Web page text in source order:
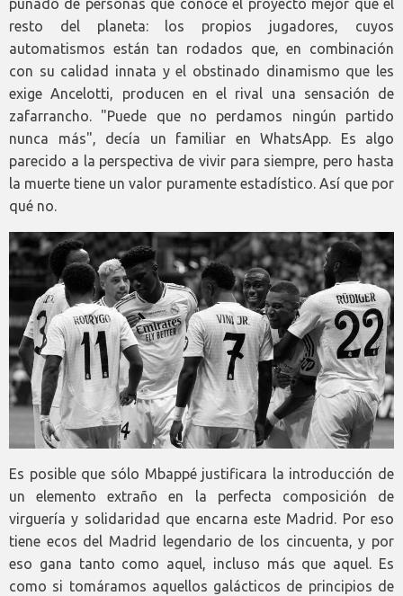
puñado de personas que conoce el proyecto mejor que el
resto del planeta: los propios jugadores, cuyos
automatismos están tan rodados que, en combinación
con su calidad innata y el obstinado dinamismo que les
exige Ancelotti, producen en el rival una sensación de
zafarrancho. "Puede que no perdamos ningún partido
nunca más", decía un familiar en WhatsApp. Es algo
parecido a la perspectiva de vivir para siempre, pero hasta
la muerte tiene un valor puramente estadístico. Así que por
qué no.
Es posible que sólo Mbappé justificara la introducción de
un elemento extraño en la perfecta composición de
virguería y solidaridad que encarna este Madrid. Por eso
tiene ecos del Madrid legendario de los cincuenta, y por
eso gana tanto como aquel, incluso más que aquel. Es
como si tomáramos aquellos galácticos de principios de